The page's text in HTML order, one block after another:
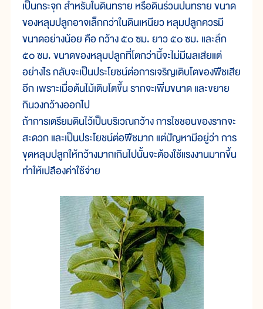
เป็นกระจุก สำหรับในดินทราย หรือดินร่วนปนทราย ขนาด
ของหลุมปลูกอาจเล็กกว่าในดินเหนียว หลุมปลูกควรมี
ขนาดอย่างน้อย คือ กว้าง ๕๐ ซม. ยาว ๕๐ ซม. และลึก
๕๐ ซม. ขนาดของหลุมปลูกที่โตกว่านี้จะไม่มีผลเสียแต่
อย่างไร กลับจะเป็นประโยชน์ต่อการเจริญเติบโตของพืชเสีย
อีก เพราะเมื่อต้นไม้เติบโตขึ้น รากจะเพิ่มขนาด และขยาย
กินวงกว้างออกไป
ถ้าการเตรียมดินไว้เป็นบริเวณกว้าง การไชชอนของรากจะ
สะดวก และเป็นประโยชน์ต่อพืชมาก แต่ปัญหามีอยู่ว่า การ
ขุดหลุมปลูกให้กว้างมากเกินไปนั้นจะต้องใช้แรงงานมากขึ้น
ทำให้เปลืองค่าใช้จ่าย